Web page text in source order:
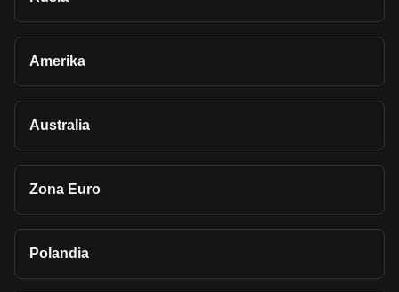
Amerika
Australia
Zona Euro
Polandia